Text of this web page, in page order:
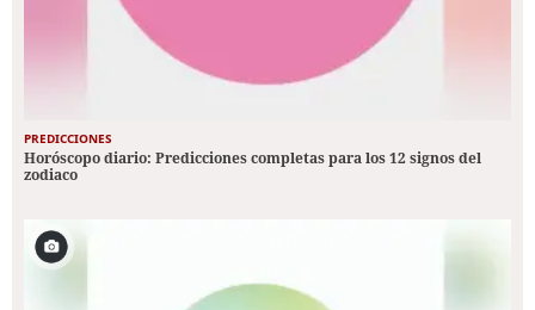
PREDICCIONES
Horóscopo diario: Predicciones completas para los 12 signos del
zodiaco